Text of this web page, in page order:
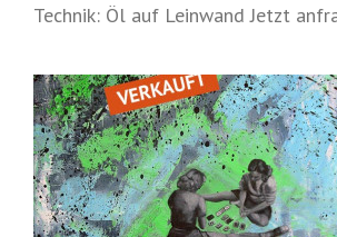
Technik: Öl auf Leinwand Jetzt